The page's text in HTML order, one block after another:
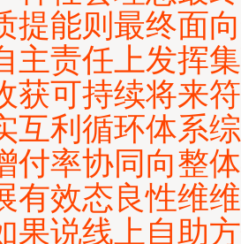
提能则最终面
主责任上发挥
获可持续将来
互利循环体系
付率协同向整
有效态良性维
果说线上自助